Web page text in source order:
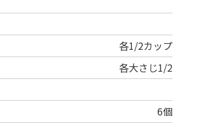
各1/2カップ
各大さじ1/2
6個